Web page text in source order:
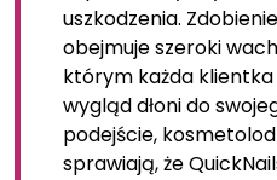
uszkodzenia.
obejmuje szeroki
którym każda
wygląd dłoni do
podejście,
sprawiają, że